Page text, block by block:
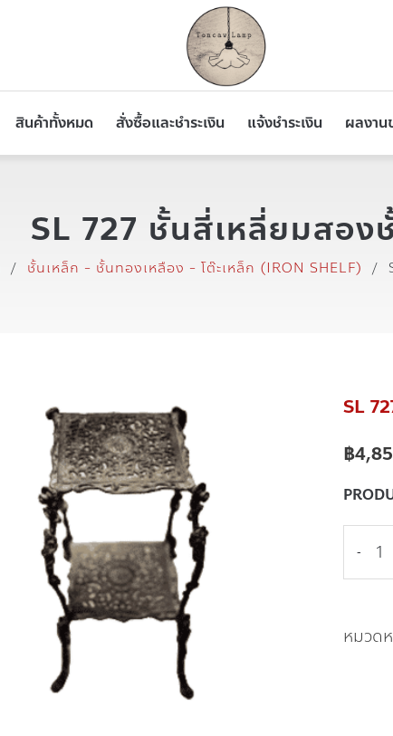
สินค้าทั้งหมด สั่งซื้อและชำระเงิน แจ้งชำระเงิน ผลงาน
SL 727 ชั้นสี่เหลี่ยมสอง
/ ชั้นเหล็ก - ชั้นทองเหลือง - โต๊ะเหล็ก (IRON SHELF) /
SL
฿
-
หมวด